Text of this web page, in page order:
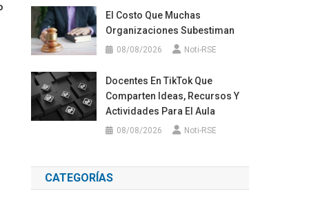
El Costo Que Muchas
Organizaciones Subestiman
08/08/2026 Noti-RSE
Docentes En TikTok Que
Comparten Ideas, Recursos Y
Actividades Para El Aula
08/08/2026 Noti-RSE
CATEGORÍAS